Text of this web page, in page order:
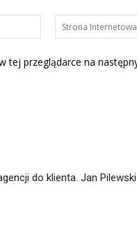
mail:*
tej przeglądarce na
do klienta. Jan